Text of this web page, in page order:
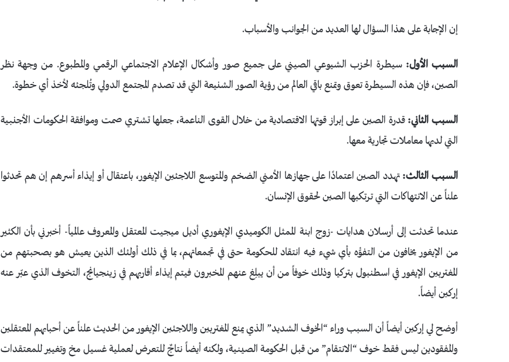
إن الإجابة على هذا السؤال لها العديد من الجوانب والأسباب.
السبب الأول: سيطرة الحزب الشيوعي الصيني على جميع صور وأشكال الإعلام الاجتماعي الرقمي والمطبوع. من وجهة نظر
الصين، فإن هذه السيطرة تعوق وتمنع باقي العالم من رؤية الصور الشنيعة التي قد تصدم المجتمع الدولي وتُلجئه لأخذ أي خطوة.
السبب الثاني: قدرة الصين على إبراز قوتها الاقتصادية من خلال القوى الناعمة، جعلها تشتري صمت وموافقة الحكومات الأجنبية
التي لديها معاملات تجارية معها.
السبب الثالث: تهدد الصين اعتمادًا على جهازها الأمني الضخم والمتوسع اللاجئين الإيغور، باعتقال أو إيذاء أسرهم إن هم تحدثوا
علناً عن الانتهاكات التي ترتكبها الصين لحقوق الإنسان.
عندما تحدثت إلى أرسلان هدايات -زوج ابنة الممثل الكوميدي الإيغوري أديل ميجيت المعتقل والمعروف عالمياً- أخبرني بأن الكثير
من الإيغور يخافون من التفوُّه بأي شيء فيه انتقاد للحكومة حتى في تجمعاتهم، بما في ذلك أولئك الذين يعيش هو بصحبتهم من
المغتربين الإيغور في اسطنبول بتركيا وذلك خوفاً من أن يبلِغ عنهم المخبرون فيتم إيذاء أقاربهم في زينجيانج، التخوف الذي عبّر عنه
إركين أيضاً.
أوضح لي إركين أيضاً أن السبب وراء “الخوف الشديد” الذي يمنع المغتربين واللاجئين الإيغور من الحديث علناً عن أحبابهم المعتقلين
والمفقودين ليس فقط خوف “الانتقام” من قبل الحكومة الصينية، ولكنه أيضاً نتاجٌ للتعرض لعملية غسيل مخ وتغيير للمعتقدات